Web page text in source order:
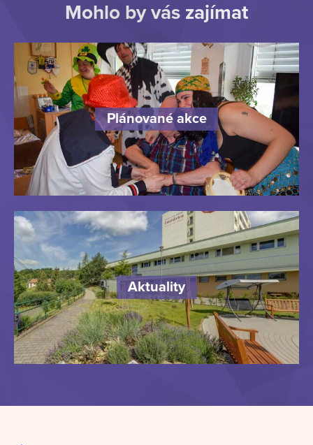
Mohlo by vás zajímat
Plánované akce
Aktuality